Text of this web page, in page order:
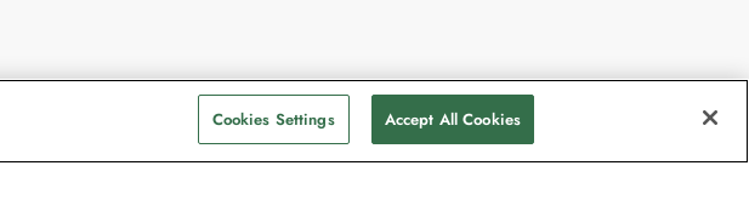
Cookies Settings Accept All Cookies